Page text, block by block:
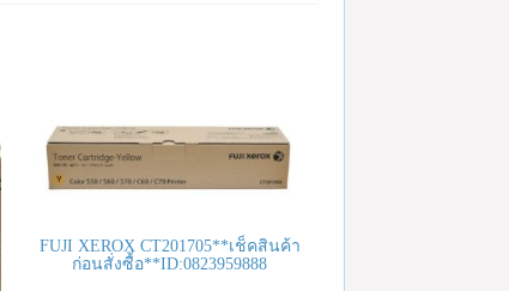
FUJI XEROX CT201705**เช็คสินค้า
ก่อนสั่งซื้อ**ID:0823959888